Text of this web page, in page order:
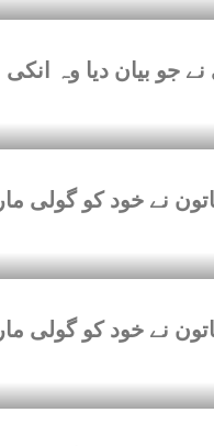
جو بیان دیا وہ انکی
نے خود کو گولی مار
نے خود کو گولی مار